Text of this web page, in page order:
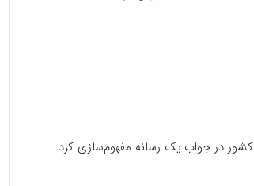
در جواب یک رسانه مفهوم‌سازی کرد.